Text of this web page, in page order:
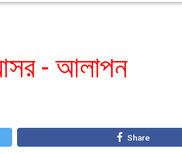
- আলাপন
Share